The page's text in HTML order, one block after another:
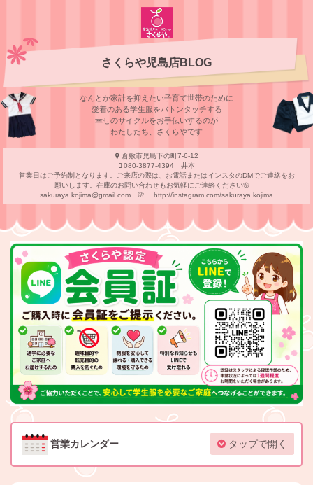
さくらや児島店BLOG
なんとか家計を抑えたい子育て世帯のために
愛着のある学⽣服をバトンタッチする
幸せのサイクルをお⼿伝いするのが
わたしたち、さくらやです
倉敷市児島下の町7-6-12
080-3877-4394 井本
営業日はご予約制となります。ご来店の際は、お電話またはインスタのDMでご連絡をお
願いします。在庫のお問い合わせもお気軽にご連絡ください🌸
sakuraya.kojima@gmail.com 🌸 http://instagram.com/sakuraya.kojima
営業カレンダー タップで開く